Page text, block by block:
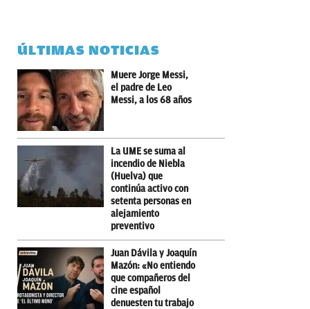
ÚLTIMAS NOTICIAS
Muere Jorge Messi,
el padre de Leo
Messi, a los 68 años
La UME se suma al
incendio de Niebla
(Huelva) que
continúa activo con
setenta personas en
alejamiento
preventivo
Juan Dávila y Joaquín
Mazón: «No entiendo
que compañeros del
cine español
denuesten tu trabajo